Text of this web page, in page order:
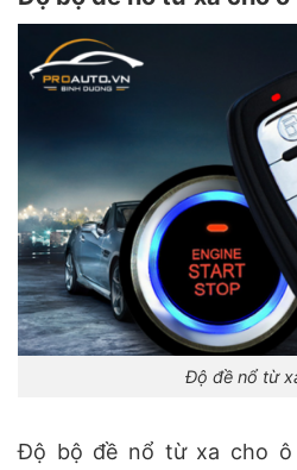
Độ đề nổ từ
Độ bộ đề nổ từ xa cho